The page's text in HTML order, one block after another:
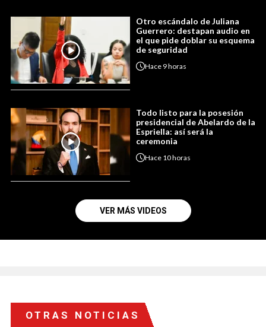
Otro escándalo de Juliana
Guerrero: destapan audio en
el que pide doblar su esquema
de seguridad
Hace 9 horas
Todo listo para la posesión
presidencial de Abelardo de la
Espriella: así será la
ceremonia
Hace 10 horas
VER MÁS VIDEOS
OTRAS NOTICIAS